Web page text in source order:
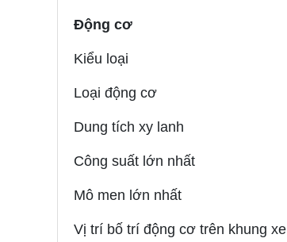
Động cơ
Kiểu loại
Loại động cơ
Dung tích xy lanh
Công suất lớn nhất
Mô men lớn nhất
Vị trí bố trí động cơ trên khung xe